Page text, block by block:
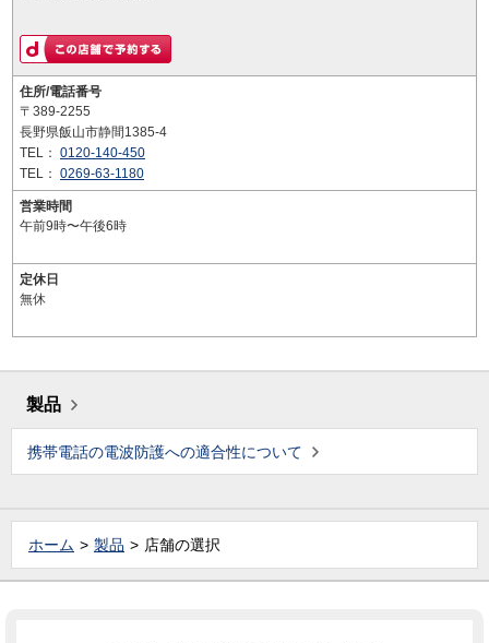
住所/電話番号
〒389-2255
長野県飯山市静間1385-4
TEL： 0120-140-450
TEL： 0269-63-1180
営業時間
午前9時〜午後6時
定休日
無休
製品
携帯電話の電波防護への適合性について
ホーム 製品 店舗の選択